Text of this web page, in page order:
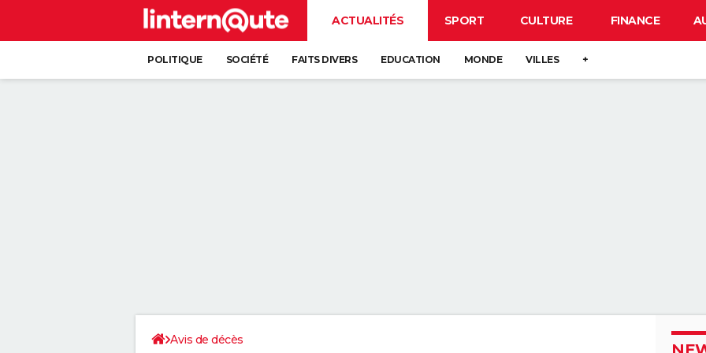
ACTUALITÉS SPORT CULTURE FINANCE
POLITIQUE SOCIÉTÉ FAITS DIVERS EDUCATION MONDE VILLES +
Avis de décès